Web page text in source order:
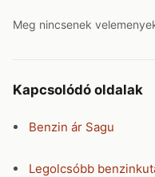
Meg nincsenek
Kapcsolódó oldalak
Benzin ár Sagu
Legolcsóbb